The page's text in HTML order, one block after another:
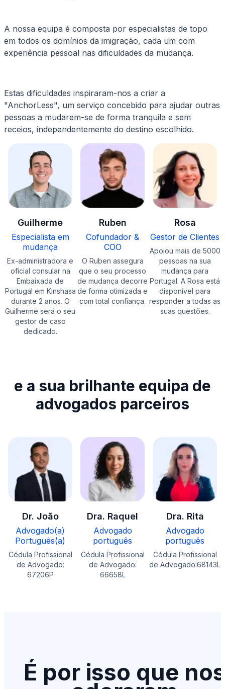
A nossa equipa é composta por especialistas de topo
em todos os domínios da imigração, cada um com
experiência pessoal nas dificuldades da mudança.
Estas dificuldades inspiraram-nos a criar a
"AnchorLess", um serviço concebido para ajudar outras
pessoas a mudarem-se de forma tranquila e sem
receios, independentemente do destino escolhido.
Guilherme
Especialista em
mudança
Ex-administradora e
oficial consular na
Embaixada de
Portugal em Kinshasa
durante 2 anos. O
Guilherme será o seu
gestor de caso
dedicado.
Ruben
Cofundador &
COO
O Ruben assegura
que o seu processo
de mudança decorre
de forma otimizada e
com total confiança.
Rosa
Gestor de Clientes
Apoiou mais de 5000
pessoas na sua
mudança para
Portugal. A Rosa está
disponível para
responder a todas as
suas questões.
e a sua brilhante equipa de
advogados parceiros
Dr. João
Advogado(a)
Português(a)
Cédula Profissional
de Advogado:
67206P
Dra. Raquel
Advogado
português
Cédula Profissional
de Advogado:
66658L
Dra. Rita
Advogado
português
Cédula Profissional
de Advogado:68143L
É por isso que nos